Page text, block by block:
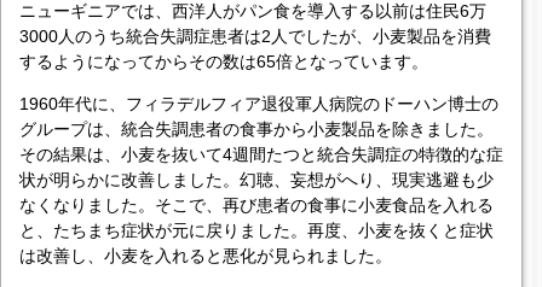
ニューギニアでは、西洋人がパン食を導入する以前は住民6万
3000人のうち統合失調症患者は2人でしたが、小麦製品を消費
するようになってからその数は65倍となっています。
1960年代に、フィラデルフィア退役軍人病院のドーハン博士の
グループは、統合失調患者の食事から小麦製品を除きました。
その結果は、小麦を抜いて4週間たつと統合失調症の特徴的な症
状が明らかに改善しました。幻聴、妄想がへり、現実逃避も少
なくなりました。そこで、再び患者の食事に小麦食品を入れる
と、たちまち症状が元に戻りました。再度、小麦を抜くと症状
は改善し、小麦を入れると悪化が見られました。